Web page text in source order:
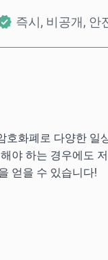
즉시, 비공개, 안
화폐로 다양한 일
야 하는 경우에도
얻을 수 있습니다!